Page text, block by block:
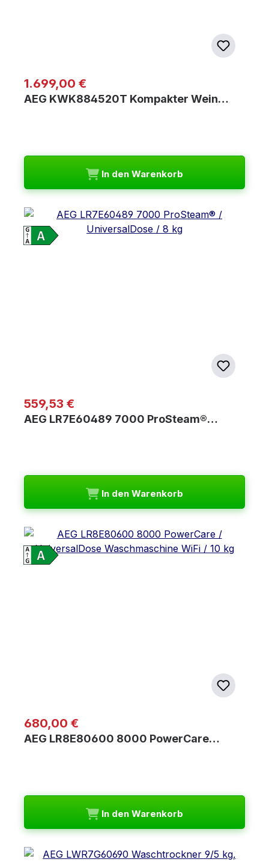
Regulärer Preis:
1.699,00 €
AEG KWK884520T Kompakter Wein…
In den Warenkorb
Regulärer Preis:
559,53 €
AEG LR7E60489 7000 ProSteam®…
In den Warenkorb
Regulärer Preis:
680,00 €
AEG LR8E80600 8000 PowerCare…
In den Warenkorb